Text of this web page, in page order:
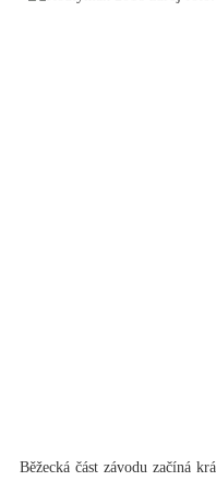
Běžecká část závodu začíná